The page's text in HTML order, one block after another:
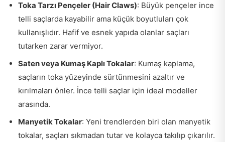
Toka Tarzı Pençeler (Hair Claws): Büyük pençeler ince
telli saçlarda kayabilir ama küçük boyutluları çok
kullanışlıdır. Hafif ve esnek yapıda olanlar saçları
tutarken zarar vermiyor.
Saten veya Kumaş Kaplı Tokalar: Kumaş kaplama,
saçların toka yüzeyinde sürtünmesini azaltır ve
kırılmaları önler. İnce telli saçlar için ideal modeller
arasında.
Manyetik Tokalar: Yeni trendlerden biri olan manyetik
tokalar, saçları sıkmadan tutar ve kolayca takılıp çıkarılır.